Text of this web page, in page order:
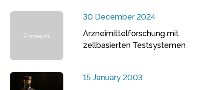
30 December 2024
Arzneimittelforschung mit
zellbasierten Testsystemen
15 January 2003